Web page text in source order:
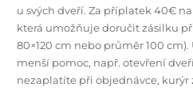
u svých dveří. Za příplatek 40€
která umožňuje doručit zásilku
80×120 cm nebo průměr 100
menší pomoc, např. otevření
nezaplatíte při objednávce, kurýr